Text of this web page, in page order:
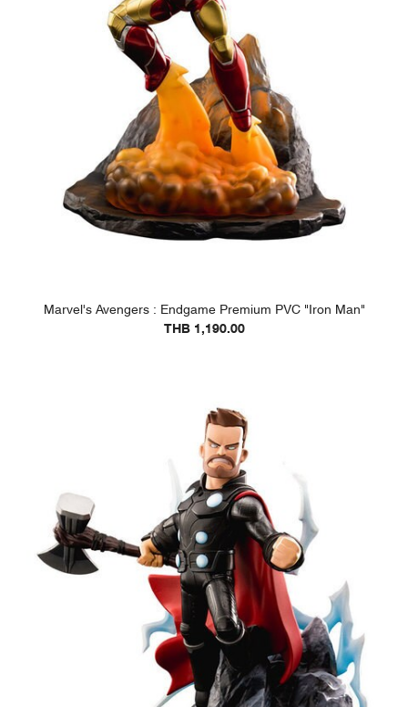
Marvel's Avengers : Endgame Premium PVC "Iron Man"
THB 1,190.00